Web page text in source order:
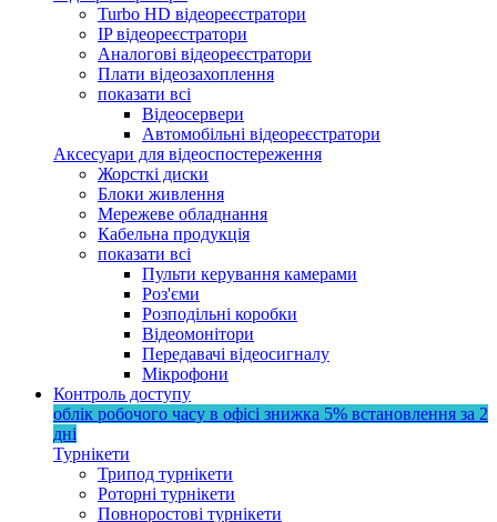
Turbo HD відеореєстратори
IP відеореєстратори
Аналогові відеореєстратори
Плати відеозахоплення
показати всі
Відеосервери
Автомобільні відеореєстратори
Аксесуари для відеоспостереження
Жорсткі диски
Блоки живлення
Мережеве обладнання
Кабельна продукція
показати всі
Пульти керування камерами
Роз'єми
Розподільні коробки
Відеомонітори
Передавачі відеосигналу
Мікрофони
Контроль доступу
облік робочого часу в офісі знижка 5% встановлення за 2
дні
Турнікети
Трипод турнікети
Роторні турнікети
Повноростові турнікети